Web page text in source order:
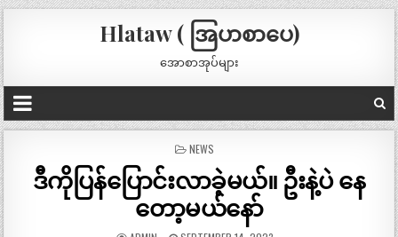
Hlataw ( အြပာစာပေ)
အောစာအုပ်များ
POSTED
NEWS
ဒီကိုပြန်ပြောင်းလာခဲ့မယ်။ ဦးနဲ့ပဲ နေ
တော့မယ်နော်